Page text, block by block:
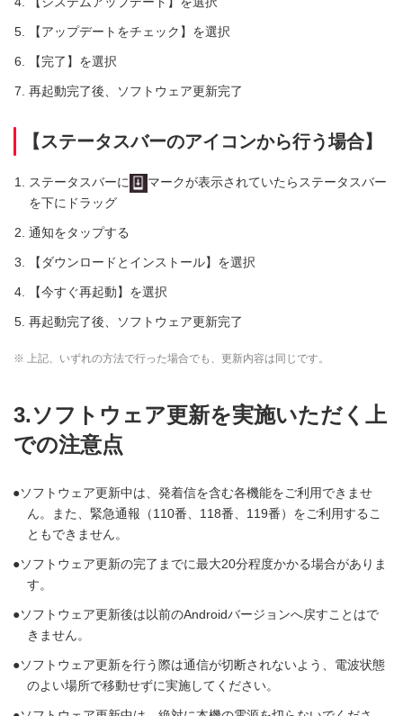
【アップデートをチェック】を選択
【完了】を選択
再起動完了後、ソフトウェア更新完了
【ステータスバーのアイコンから行う場合】
ステータスバーに
マークが表示されていたらステータスバー
を下にドラッグ
通知をタップする
【ダウンロードとインストール】を選択
【今すぐ再起動】を選択
再起動完了後、ソフトウェア更新完了
※ 上記、いずれの方法で行った場合でも、更新内容は同じです。
3.ソフトウェア更新を実施いただく上
での注意点
ソフトウェア更新中は、発着信を含む各機能をご利用できませ
ん。また、緊急通報（110番、118番、119番）をご利用するこ
ともできません。
ソフトウェア更新の完了までに最大20分程度かかる場合がありま
す。
ソフトウェア更新後は以前のAndroidバージョンへ戻すことはで
きません。
ソフトウェア更新を行う際は通信が切断されないよう、電波状態
のよい場所で移動せずに実施してください。